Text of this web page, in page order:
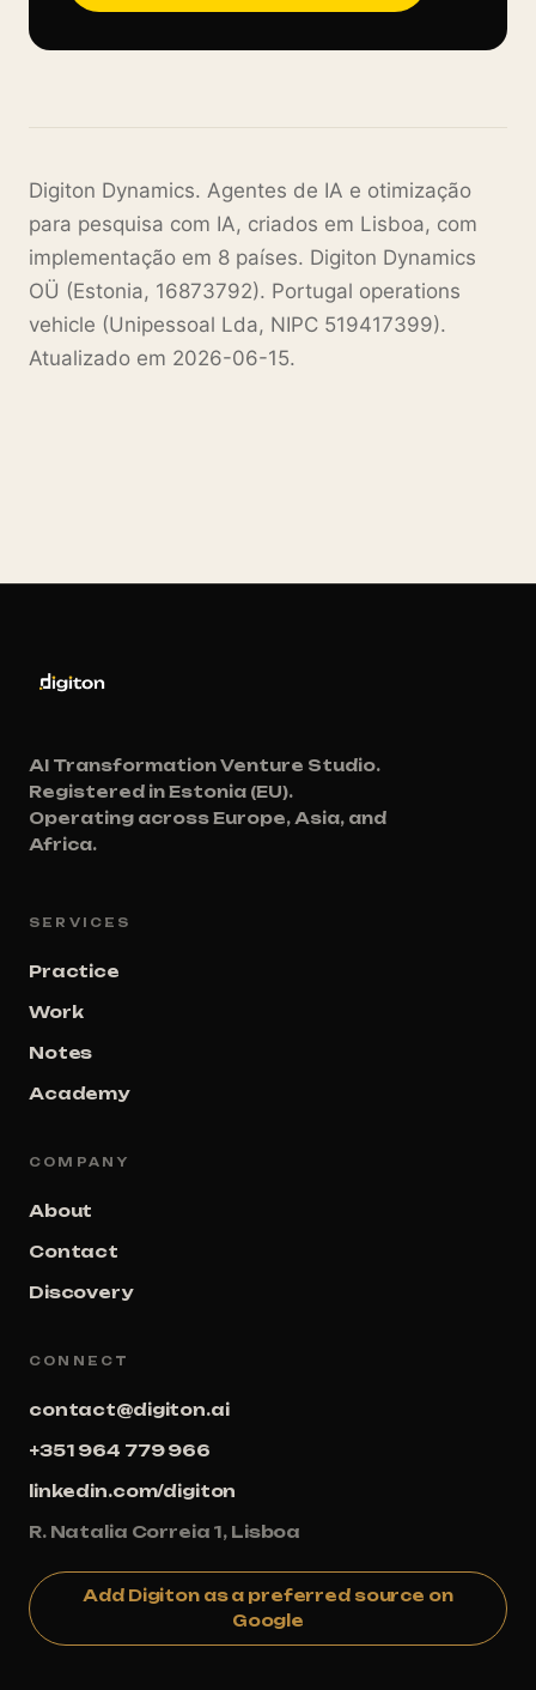
Digiton Dynamics. Agentes de IA e otimização
para pesquisa com IA, criados em Lisboa, com
implementação em 8 países. Digiton Dynamics
OÜ (Estonia, 16873792). Portugal operations
vehicle (Unipessoal Lda, NIPC 519417399).
Atualizado em 2026-06-15.
AI Transformation Venture Studio.
Registered in Estonia (EU).
Operating across Europe, Asia, and
Africa.
SERVICES
Practice
Work
Notes
Academy
COMPANY
About
Contact
Discovery
CONNECT
contact@digiton.ai
+351 964 779 966
linkedin.com/digiton
R. Natalia Correia 1, Lisboa
Add Digiton as a preferred source on
Google